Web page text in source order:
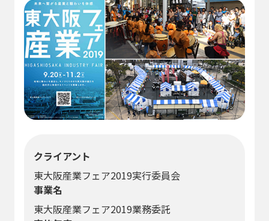
クライアント
東大阪産業フェア2019実行委員会
事業名
東大阪産業フェア2019業務委託